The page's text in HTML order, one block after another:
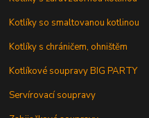
Kotlíky so smaltovanou kotlinou
Kotlíky s chráničem, ohništěm
Kotlíkové soupravy BIG PARTY
Servírovací soupravy